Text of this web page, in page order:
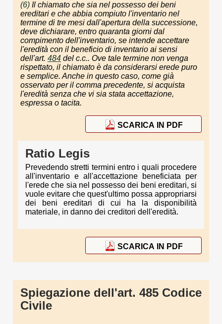
(6) Il chiamato che sia nel possesso dei beni
ereditari e che abbia compiuto l'inventario nel
termine di tre mesi dall'apertura della successione,
deve dichiarare, entro quaranta giorni dal
compimento dell'inventario, se intende accettare
l'eredità con il beneficio di inventario ai sensi
dell'art. 484 del c.c.. Ove tale termine non venga
rispettato, il chiamato è da considerarsi erede puro
e semplice. Anche in questo caso, come già
osservato per il comma precedente, si acquista
l'eredità senza che vi sia stata accettazione,
espressa o tacita.
SCARICA IN PDF
Ratio Legis
Prevedendo stretti termini entro i quali procedere
all'inventario e all'accettazione beneficiata per
l'erede che sia nel possesso dei beni ereditari, si
vuole evitare che quest'ultimo possa appropriarsi
dei beni ereditari di cui ha la disponibilità
materiale, in danno dei creditori dell'eredità.
SCARICA IN PDF
Spiegazione dell'art. 485 Codice
Civile